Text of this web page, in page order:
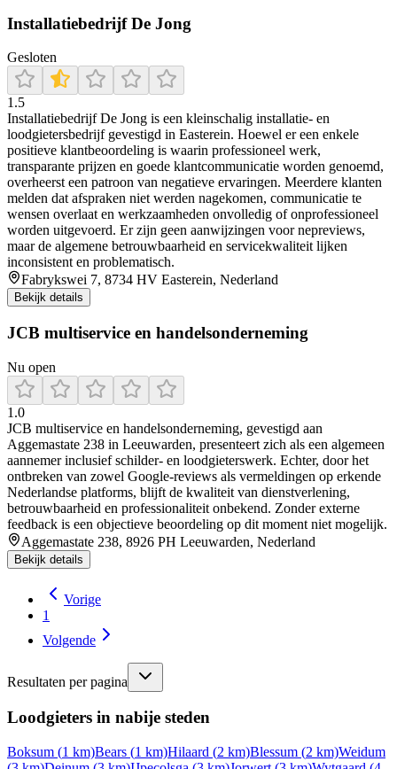
Installatiebedrijf De Jong
Gesloten
1.5
Installatiebedrijf De Jong is een kleinschalig installatie- en
loodgietersbedrijf gevestigd in Easterein. Hoewel er een enkele
positieve klantbeoordeling is waarin professioneel werk,
transparante prijzen en goede klantcommunicatie worden genoemd,
overheerst een patroon van negatieve ervaringen. Meerdere klanten
melden dat afspraken niet werden nagekomen, communicatie te
wensen overlaat en werkzaamheden onvolledig of onprofessioneel
worden uitgevoerd. Er zijn geen aanwijzingen voor nepreviews,
maar de algemene betrouwbaarheid en servicekwaliteit lijken
inconsistent en problematisch.
Fabrykswei 7, 8734 HV Easterein, Nederland
Bekijk details
JCB multiservice en handelsonderneming
Nu open
1.0
JCB multiservice en handelsonderneming, gevestigd aan
Aggemastate 238 in Leeuwarden, presenteert zich als een algemeen
aannemer inclusief schilder- en loodgieterswerk. Echter, door het
ontbreken van zowel Google‑reviews als vermeldingen op erkende
Nederlandse platforms, blijft de kwaliteit van dienstverlening,
betrouwbaarheid en professionaliteit onbekend. Zonder externe
feedback is een objectieve beoordeling op dit moment niet mogelijk.
Aggemastate 238, 8926 PH Leeuwarden, Nederland
Bekijk details
Vorige
1
Volgende
Resultaten per pagina
Loodgieters in nabije steden
Boksum (1 km)Bears (1 km)Hilaard (2 km)Blessum (2 km)Weidum